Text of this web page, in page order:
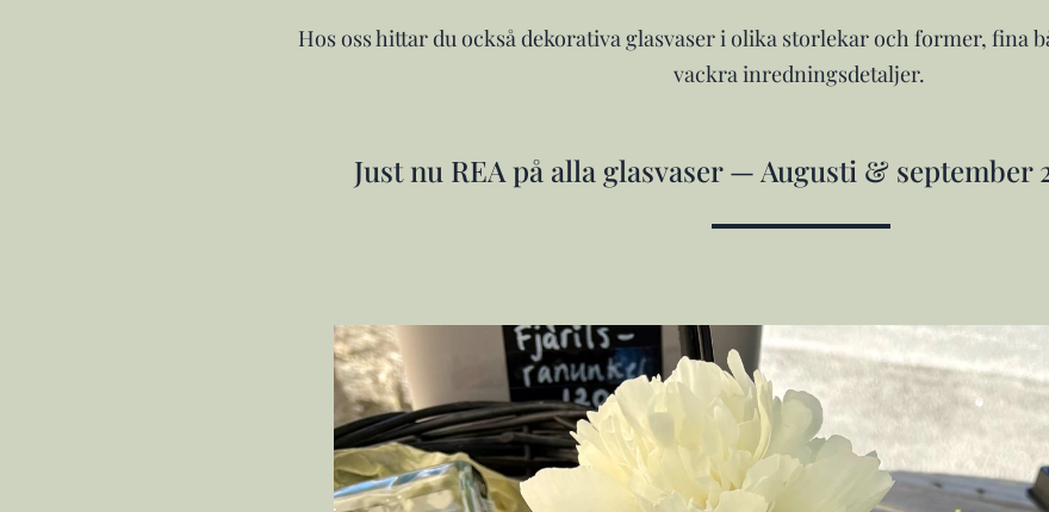
Hos oss hittar du också dekorativa glasvaser i olika storlekar och former, fina
vackra inredningsdetaljer.
Just nu REA på alla glasvaser — Augusti & september